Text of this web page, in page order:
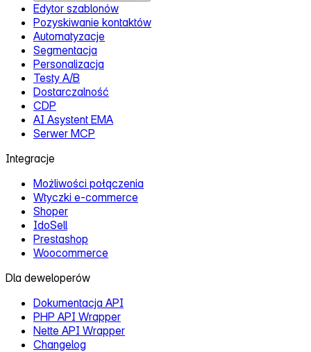
Edytor szablonów
Pozyskiwanie kontaktów
Automatyzacje
Segmentacja
Personalizacja
Testy A/B
Dostarczalność
CDP
AI Asystent EMA
Serwer MCP
Integracje
Możliwości połączenia
Wtyczki e‑commerce
Shoper
IdoSell
Prestashop
Woocommerce
Dla deweloperów
Dokumentacja API
PHP API Wrapper
Nette API Wrapper
Changelog